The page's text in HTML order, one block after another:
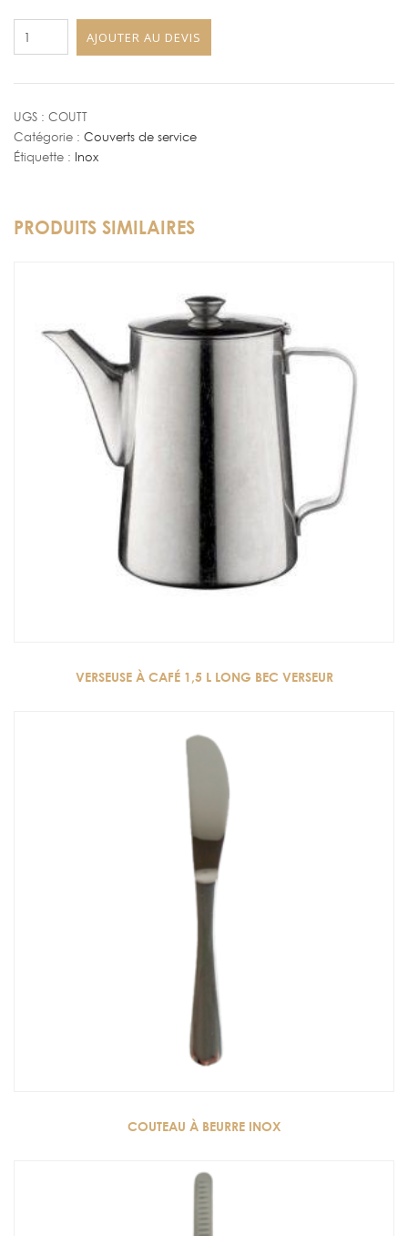
de
Tourte
AJOUTER AU DEVIS
UGS : COUTT
Catégorie : Couverts de service
Étiquette : Inox
PRODUITS SIMILAIRES
VERSEUSE À CAFÉ 1,5 L LONG BEC VERSEUR
COUTEAU À BEURRE INOX